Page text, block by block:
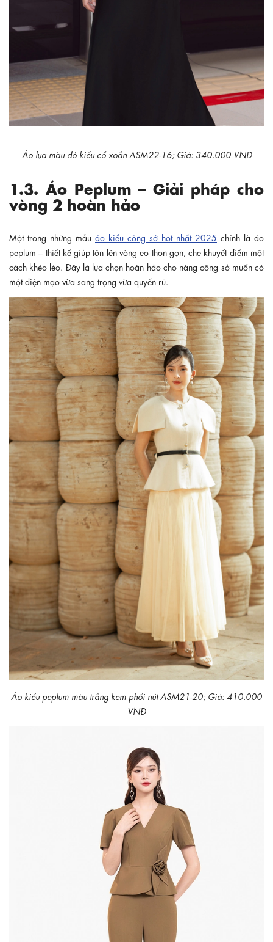
Áo lụa màu đỏ kiểu cổ xoắn ASM22-16; Giá: 340.000 VNĐ
1.3. Áo Peplum – Giải pháp cho
vòng 2 hoàn hảo
Một trong những mẫu áo kiểu công sở hot nhất 2025 chính là áo
peplum – thiết kế giúp tôn lên vòng eo thon gọn, che khuyết điểm một
cách khéo léo. Đây là lựa chọn hoàn hảo cho nàng công sở muốn có
một diện mạo vừa sang trọng vừa quyến rũ.
Áo kiểu peplum màu trắng kem phối nút ASM21-20; Giá: 410.000
VNĐ